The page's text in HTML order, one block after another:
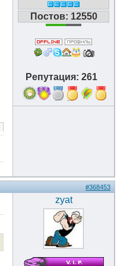
Постов: 12550
Репутация: 261
16
#368453
zyat